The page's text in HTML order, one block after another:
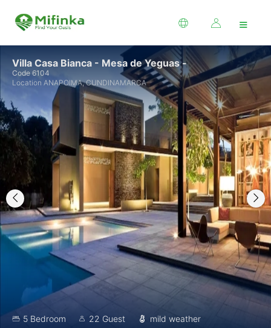
≡
Villa Casa Bianca - Mesa de Yeguas -
Code 6104
Location ANAPOIMA, CUNDINAMARCA
5 Bedroom 22 Guest mild weather